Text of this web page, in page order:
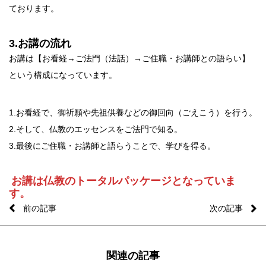
ております。
3.お講の流れ
お講は【お看経→ご法門（法話）→ご住職・お講師との語らい】
という構成になっています。
1.お看経で、御祈願や先祖供養などの御回向（ごえこう）を行う。
2.そして、仏教のエッセンスをご法門で知る。
3.最後にご住職・お講師と語らうことで、学びを得る。
お講は仏教のトータルパッケージとなっていま
す。
前の記事 次の記事
関連の記事